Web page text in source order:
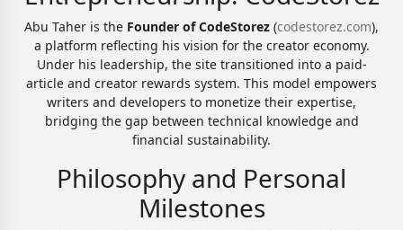
Abu Taher is the Founder of CodeStorez (codestorez.com),
a platform reflecting his vision for the creator economy.
Under his leadership, the site transitioned into a paid-
article and creator rewards system. This model empowers
writers and developers to monetize their expertise,
bridging the gap between technical knowledge and
financial sustainability.
Philosophy and Personal
Milestones